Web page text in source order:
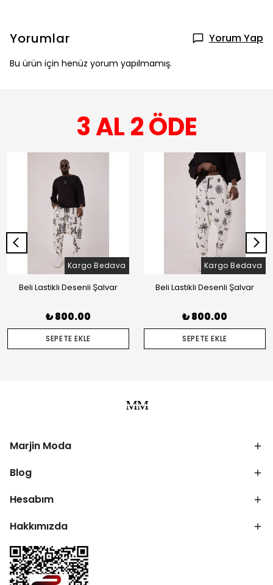
Yorumlar Yorum Yap
Bu ürün için henüz yorum yapılmamış.
3 AL 2 ÖDE
Kargo Bedava
Beli Lastikli Desenli Şalvar
₺ 800.00
SEPETE EKLE
Kargo Bedava
Beli Lastikli Desenli Şalvar
₺ 800.00
SEPETE EKLE
Marjin Moda
Blog
Hesabım
Hakkımızda